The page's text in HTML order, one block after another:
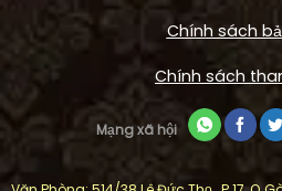
Chính sách
Chính sách
Mạng xã hội